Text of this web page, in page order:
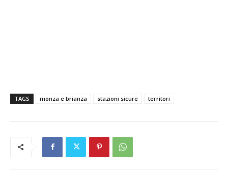
TAGS monza e brianza stazioni sicure territori